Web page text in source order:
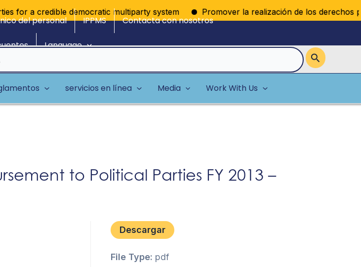
for a credible democratic multiparty system Promover la realización de los derechos
del personal IPPMS Contacta con nosotros
Language
servicios en línea Media Work With Us
to Political Parties FY 2013 –
Descargar
File Type: pdf